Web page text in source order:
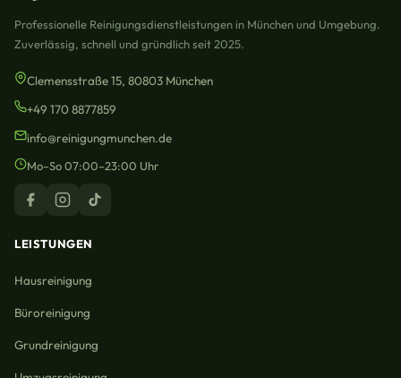
Professionelle Reinigungsdienstleistungen in München und Umgebung.
Zuverlässig, schnell und gründlich seit 2025.
Clemensstraße 15, 80803 München
+49 170 8877859
info@reinigungmunchen.de
Mo–So 07:00–23:00 Uhr
LEISTUNGEN
Hausreinigung
Büroreinigung
Grundreinigung